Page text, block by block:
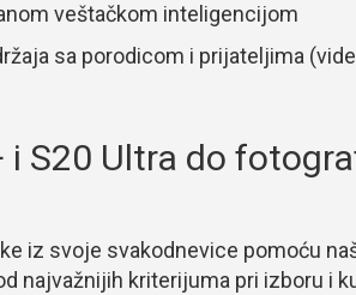
veštačkom inteligencijom
sa porodicom i prijateljima
i S20 Ultra do
iz svoje svakodnevice pomoću
najvažnijih kriterijuma pri izboru i